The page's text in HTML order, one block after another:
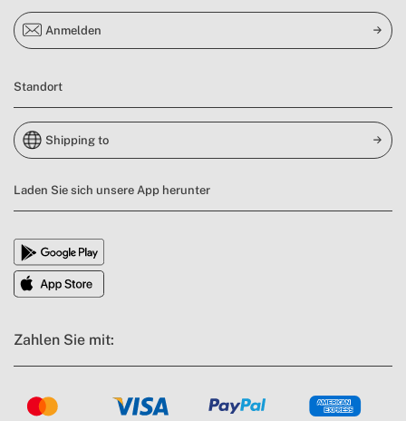
Anmelden
Standort
Shipping to
Laden Sie sich unsere App herunter
Zahlen Sie mit: